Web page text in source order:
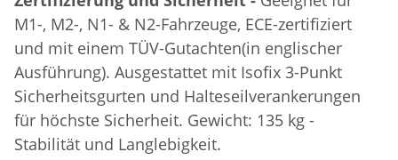
M1-, M2-, N1- & N2-Fahrzeuge, ECE-zertifiziert
und mit einem TÜV-Gutachten(in englischer
Ausführung). Ausgestattet mit Isofix 3-Punkt
Sicherheitsgurten und Halteseilverankerungen
für höchste Sicherheit. Gewicht: 135 kg -
Stabilität und Langlebigkeit.